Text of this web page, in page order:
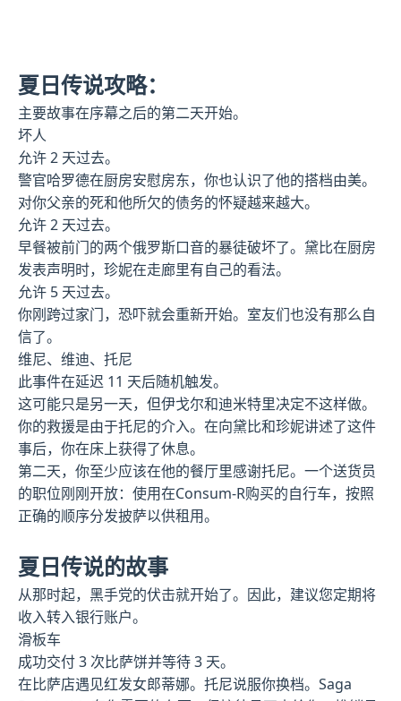
夏日传说攻略：
主要故事在序幕之后的第二天开始。
坏人
允许 2 天过去。
警官哈罗德在厨房安慰房东，你也认识了他的搭档由美。
对你父亲的死和他所欠的债务的怀疑越来越大。
允许 2 天过去。
早餐被前门的两个俄罗斯口音的暴徒破坏了。黛比在厨房
发表声明时，珍妮在走廊里有自己的看法。
允许 5 天过去。
你刚跨过家门，恐吓就会重新开始。室友们也没有那么自
信了。
维尼、维迪、托尼
此事件在延迟 11 天后随机触发。
这可能只是另一天，但伊戈尔和迪米特里决定不这样做。
你的救援是由于托尼的介入。在向黛比和珍妮讲述了这件
事后，你在床上获得了休息。
第二天，你至少应该在他的餐厅里感谢托尼。一个送货员
的职位刚刚开放：使用在Consum-R购买的自行车，按照
正确的顺序分发披萨以供租用。
夏日传说的故事
从那时起，黑手党的伏击就开始了。因此，建议您定期将
收入转入银行账户。
滑板车
成功交付 3 次比萨饼并等待 3 天。
在比萨店遇见红发女郎蒂娜。托尼说服你换档。Saga